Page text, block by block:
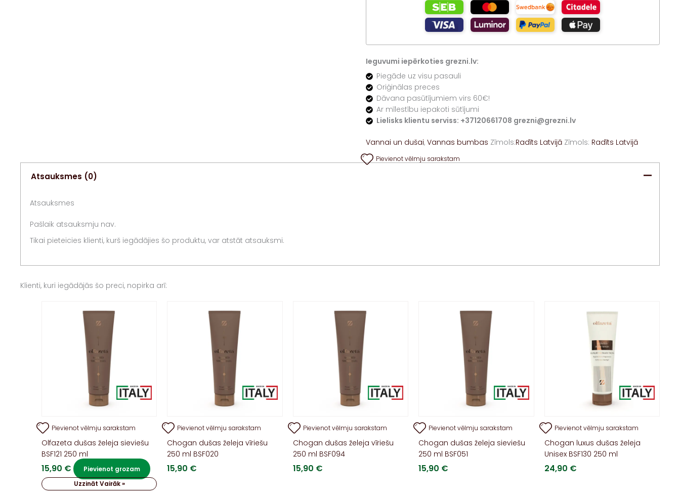
Ieguvumi iepērkoties grezni.lv:
Piegāde uz visu pasauli
Oriģinālas preces
Dāvana pasūtījumiem virs 60€!
Ar mīlestību iepakoti sūtījumi
Lielisks klientu serviss: +37120661708 grezni@grezni.lv
Vannai un dušai, Vannas bumbas Zīmols:Radīts Latvijā Zīmols: Radīts Latvijā
Pievienot vēlmju sarakstam
Atsauksmes (0)
Atsauksmes
Pašlaik atsauksmju nav.
Tikai pieteicies klienti, kurš iegādājies šo produktu, var atstāt atsauksmi.
Klienti, kuri iegādājās šo preci, nopirka arī:
Pievienot vēlmju sarakstam
Olfazeta dušas želeja sieviešu
BSF121 250 ml
15,90 €
Pievienot grozam
Uzzināt Vairāk »
Pievienot vēlmju sarakstam
Chogan dušas želeja vīriešu
250 ml BSF020
15,90 €
Pievienot vēlmju sarakstam
Chogan dušas želeja vīriešu
250 ml BSF094
15,90 €
Pievienot vēlmju sarakstam
Chogan dušas želeja sieviešu
250 ml BSF051
15,90 €
Pievienot vēlmju sarakstam
Chogan luxus dušas želeja
Unisex BSF130 250 ml
24,90 €